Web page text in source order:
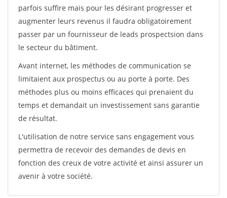
parfois suffire mais pour les désirant progresser et
augmenter leurs revenus il faudra obligatoirement
passer par un fournisseur de leads prospectsion dans
le secteur du bâtiment.
Avant internet, les méthodes de communication se
limitaient aux prospectus ou au porte à porte. Des
méthodes plus ou moins efficaces qui prenaient du
temps et demandait un investissement sans garantie
de résultat.
L'utilisation de notre service sans engagement vous
permettra de recevoir des demandes de devis en
fonction des creux de votre activité et ainsi assurer un
avenir à votre société.